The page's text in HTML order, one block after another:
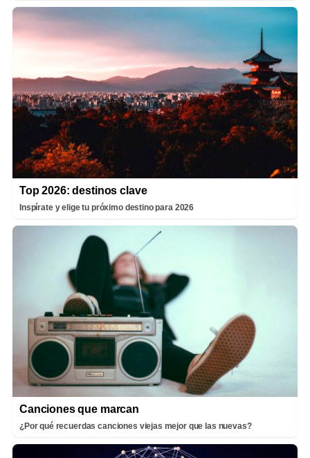
Top 2026: destinos clave
Inspírate y elige tu próximo destino para 2026
Canciones que marcan
¿Por qué recuerdas canciones viejas mejor que las nuevas?